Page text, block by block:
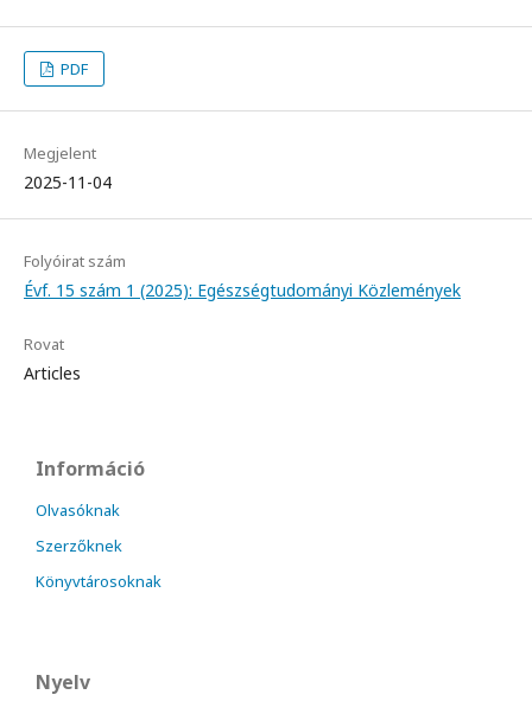
PDF
Megjelent
2025-11-04
Folyóirat szám
Évf. 15 szám 1 (2025): Egészségtudományi Közlemények
Rovat
Articles
Információ
Olvasóknak
Szerzőknek
Könyvtárosoknak
Nyelv